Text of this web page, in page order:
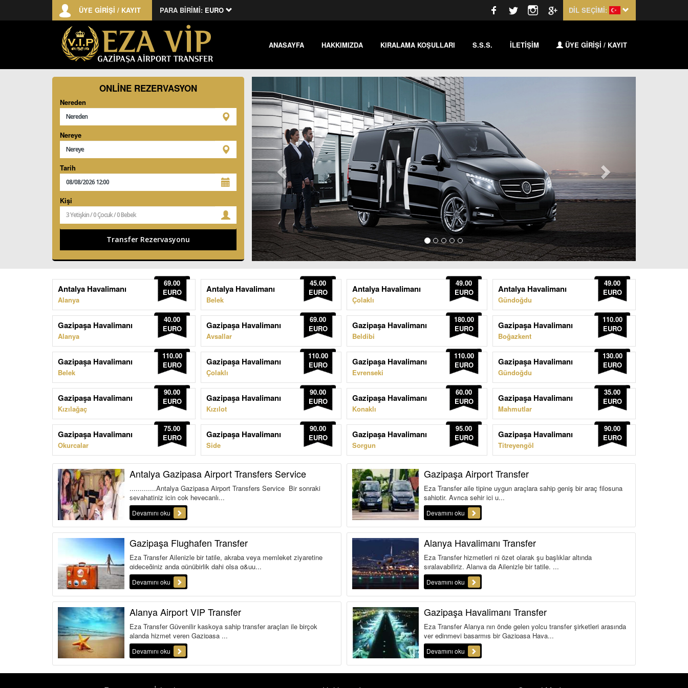
ÜYE GİRİŞİ / KAYIT PARA BİRİMİ: EURO DİL SEÇİMİ:
ANASAYFA HAKKIMIZDA KIRALAMA KOŞULLARI S.S.S. İLETİŞİM ÜYE GİRİŞİ / KAYIT
ONLİNE REZERVASYON
Nereden
Nereye
Tarih
Kişi
Önceki
Antalya Havalimanı
Alanya
69.00
EURO
Antalya Havalimanı
Belek
45.00
EURO
Antalya Havalimanı
Çolaklı
49.00
EURO
Antalya Havalimanı
Gündoğdu
49.00
EURO
Gazipaşa Havalimanı
Alanya
40.00
EURO
Gazipaşa Havalimanı
Avsallar
69.00
EURO
Gazipaşa Havalimanı
Beldibi
180.00
EURO
Gazipaşa Havalimanı
Boğazkent
110.00
EURO
Gazipaşa Havalimanı
Belek
110.00
EURO
Gazipaşa Havalimanı
Çolaklı
110.00
EURO
Gazipaşa Havalimanı
Evrenseki
110.00
EURO
Gazipaşa Havalimanı
Gündoğdu
130.00
EURO
Gazipaşa Havalimanı
Kızılağaç
90.00
EURO
Gazipaşa Havalimanı
Kızılot
90.00
EURO
Gazipaşa Havalimanı
Konaklı
60.00
EURO
Gazipaşa Havalimanı
Mahmutlar
35.00
EURO
Gazipaşa Havalimanı
Okurcalar
75.00
EURO
Gazipaşa Havalimanı
Side
90.00
EURO
Gazipaşa Havalimanı
Sorgun
95.00
EURO
Gazipaşa Havalimanı
Titreyengöl
90.00
EURO
Antalya Gazipasa Airport Transfers Service
.............Antalya Gazipasa Airport Transfers Service Bir sonraki
seyahatiniz için çok heyecanlı...
Devamını oku
Gazipaşa Airport Transfer
Eza Transfer aile tipine uygun araçlara sahip geniş bir araç filosuna
sahiptir. Ayrıca şehir içi u...
Devamını oku
Gazipaşa Flughafen Transfer
Eza Transfer Ailenizle bir tatile, akraba veya memleket ziyaretine
gideceğiniz anda günübirlik dahi olsa g&uu...
Devamını oku
Alanya Havalimanı Transfer
Eza Transfer hizmetleri ni özet olarak şu başlıklar altında
sıralayabiliriz. Alanya da Ailenizle bir tatile, ...
Devamını oku
Alanya Airport VIP Transfer
Eza Transfer Güvenilir kaskoya sahip transfer araçları ile birçok
alanda hizmet veren Gazipaşa ...
Devamını oku
Gazipaşa Havalimanı Transfer
Eza Transfer Alanya nın önde gelen yolcu transfer şirketleri arasında
yer edinmeyi başarmış bir Gazipaşa Hava...
Devamını oku